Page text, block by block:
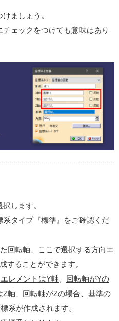
ましょう。
ェックをつけても意味はあり
します。
タイプ『標準』をご確認くだ
回転軸、ここで選択する方向エ
することができます。
レメントはY軸
回転軸がYの
Z軸
回転軸がZの場合、基準の
系が作成されます。